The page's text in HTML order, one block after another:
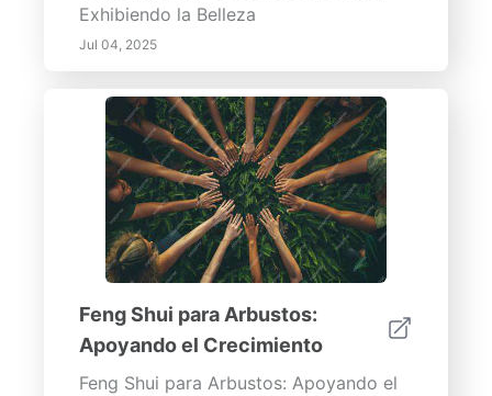
Exhibiendo la Belleza
Jul 04, 2025
Feng Shui para Arbustos:
Apoyando el Crecimiento
Feng Shui para Arbustos: Apoyando el